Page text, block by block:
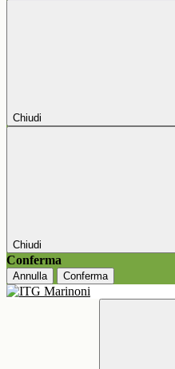
Chiudi
Chiudi
Conferma
Annulla Conferma